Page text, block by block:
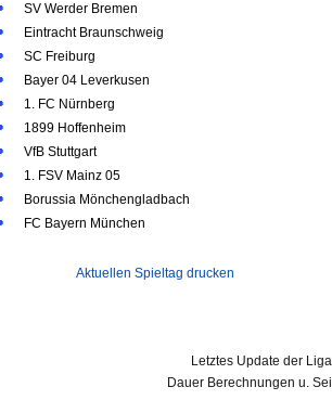
SV Werder Bremen
Eintracht Braunschweig
SC Freiburg
Bayer 04 Leverkusen
1. FC Nürnberg
1899 Hoffenheim
VfB Stuttgart
1. FSV Mainz 05
Borussia Mönchengladbach
FC Bayern München
Aktuellen Spieltag drucken
Letztes Update der
Dauer Berechnungen u.